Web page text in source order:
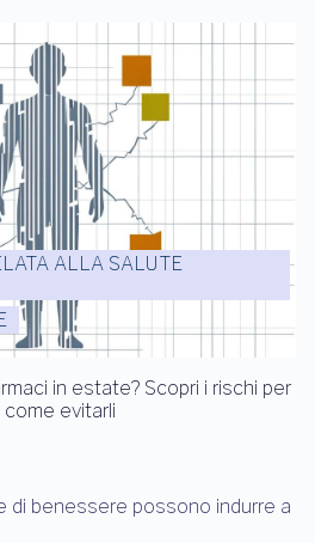
ALLA SALUTE
in estate? Scopri i rischi per
evitarli
di benessere possono indurre a